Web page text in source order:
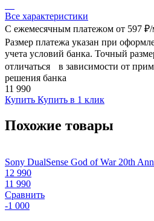
Все характеристики
С ежемесячным платежом от 597 ₽/
Размер платежа указан при
учета условий банка. Точный
отличаться в зависимости от
решения банка
11 990
Купить Купить в 1 клик
Похожие товары
Sony DualSense God of War 20th
12 990
11 990
Сравнить
-1 000